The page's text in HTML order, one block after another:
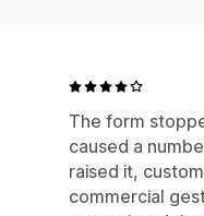
The form
caused a
raised it,
commercial